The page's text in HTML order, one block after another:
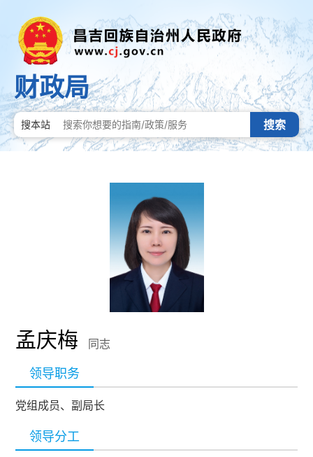
财政局
搜本站 搜索
孟庆梅 同志
领导职务
党组成员、副局长
领导分工